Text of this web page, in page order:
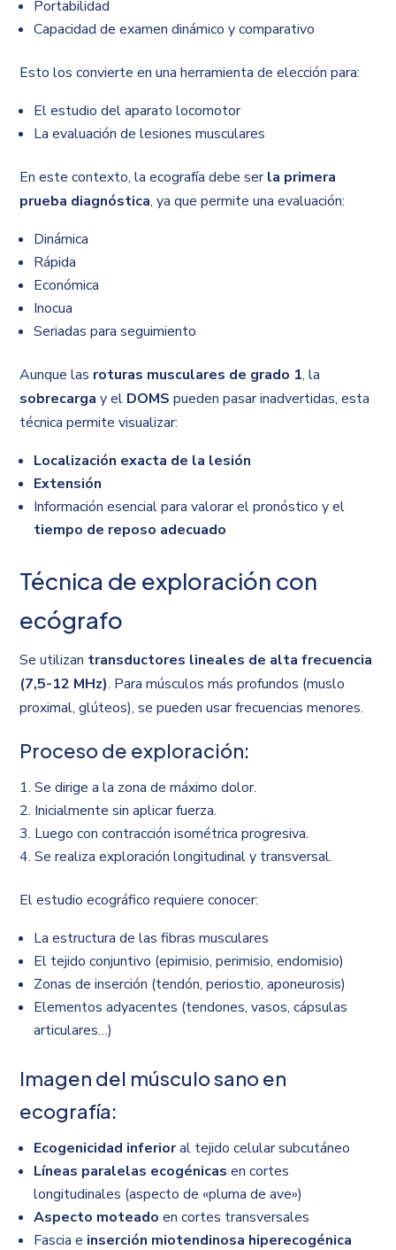
Portabilidad
Capacidad de examen dinámico y comparativo
Esto los convierte en una herramienta de elección para:
El estudio del aparato locomotor
La evaluación de lesiones musculares
En este contexto, la ecografía debe serla primera
prueba diagnóstica, ya que permite una evaluación:
Dinámica
Rápida
Económica
Inocua
Seriadas para seguimiento
Aunque las roturas musculares de grado 1, la
sobrecarga y el DOMS pueden pasar inadvertidas, esta
técnica permite visualizar:
Localización exacta de la lesión
Extensión
Información esencial para valorar el pronóstico y el
tiempo de reposo adecuado
Técnica de exploración con
ecógrafo
Se utilizan transductores lineales de alta frecuencia
(7,5-12 MHz). Para músculos más profundos (muslo
proximal, glúteos), se pueden usar frecuencias menores.
Proceso de exploración:
Se dirige a la zona de máximo dolor.
Inicialmente sin aplicar fuerza.
Luego con contracción isométrica progresiva.
Se realiza exploración longitudinal y transversal.
El estudio ecográfico requiere conocer:
La estructura de las fibras musculares
El tejido conjuntivo (epimisio, perimisio, endomisio)
Zonas de inserción (tendón, periostio, aponeurosis)
Elementos adyacentes (tendones, vasos, cápsulas
articulares…)
Imagen del músculo sano en
ecografía:
Ecogenicidad inferioral tejido celular subcutáneo
Líneas paralelas ecogénicas en cortes
longitudinales (aspecto de «pluma de ave»)
Aspecto moteado en cortes transversales
Fascia e inserción miotendinosa hiperecogénica